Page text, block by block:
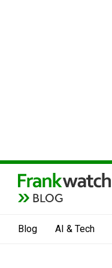
BLOG
Blog AI & Tech